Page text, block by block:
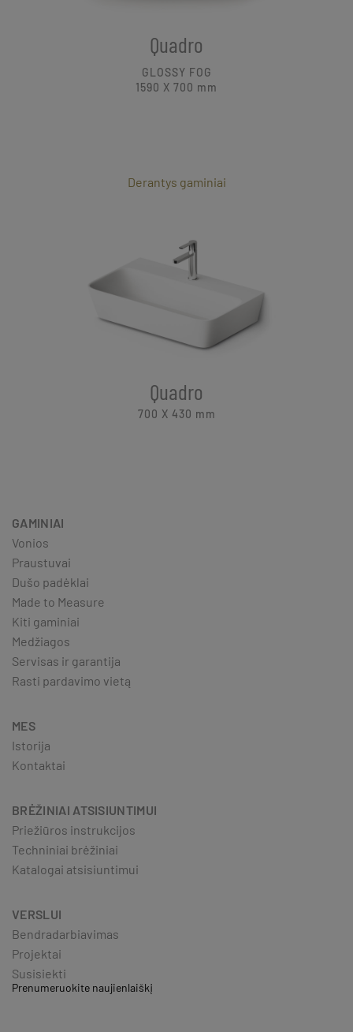
Quadro
GLOSSY FOG
1590 X 700 mm
Derantys gaminiai
Quadro
700 X 430 mm
GAMINIAI
Vonios
Praustuvai
Dušo padėklai
Made to Measure
Kiti gaminiai
Medžiagos
Servisas ir garantija
Rasti pardavimo vietą
MES
Istorija
Kontaktai
BRĖŽINIAI ATSISIUNTIMUI
Priežiūros instrukcijos
Techniniai brėžiniai
Katalogai atsisiuntimui
VERSLUI
Bendradarbiavimas
Projektai
Susisiekti
Prenumeruokite naujienlaiškį